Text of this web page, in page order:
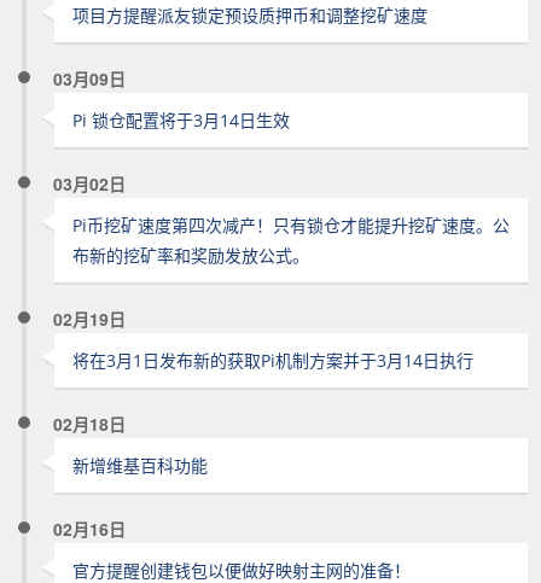
项目方提醒派友锁定预设质押币和调整挖矿速度
03月09日
Pi 锁仓配置将于3月14日生效
03月02日
Pi币挖矿速度第四次减产！只有锁仓才能提升挖矿速度。公
布新的挖矿率和奖励发放公式。
02月19日
将在3月1日发布新的获取Pi机制方案并于3月14日执行
02月18日
新增维基百科功能
02月16日
官方提醒创建钱包以便做好映射主网的准备！